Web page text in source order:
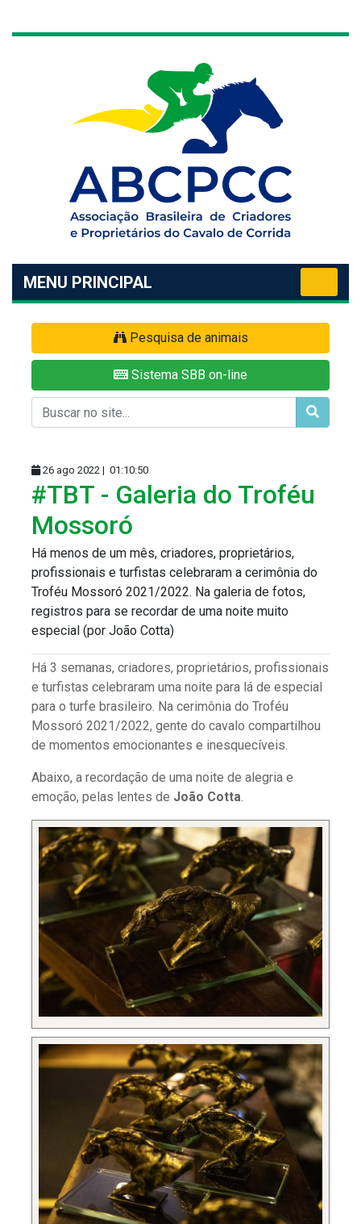
MENU PRINCIPAL
Pesquisa de animais
Sistema SBB on-line
26 ago 2022 | 01:10:50
#TBT - Galeria do Troféu
Mossoró
Há menos de um mês, criadores, proprietários,
profissionais e turfistas celebraram a cerimônia do
Troféu Mossoró 2021/2022. Na galeria de fotos,
registros para se recordar de uma noite muito
especial (por João Cotta)
Há 3 semanas, criadores, proprietários, profissionais
e turfistas celebraram uma noite para lá de especial
para o turfe brasileiro. Na cerimônia do Troféu
Mossoró 2021/2022, gente do cavalo compartilhou
de momentos emocionantes e inesquecíveis.
Abaixo, a recordação de uma noite de alegria e
emoção, pelas lentes de João Cotta.